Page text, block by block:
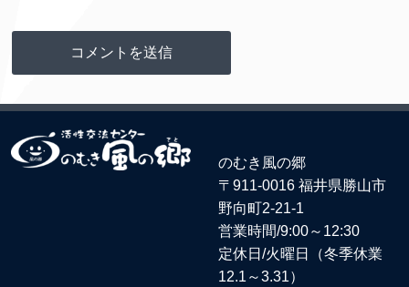
のむき風の郷
〒911-0016 福井県勝山市
野向町2-21-1
営業時間/9:00～12:30
定休日/火曜日（冬季休業
12.1～3.31）